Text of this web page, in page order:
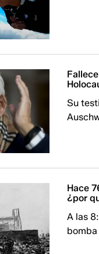
Su
Hace
¿por
A las